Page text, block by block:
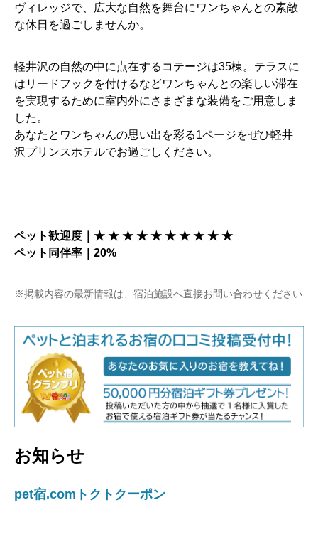
ヴィレッジで、広大な自然を舞台にワンちゃんとの素敵
な休日を過ごしませんか。
軽井沢の自然の中に点在するコテージは35棟。テラスに
はリードフックを付けるなどワンちゃんとの楽しい滞在
を実現するために室内外にさまざまな装備をご用意しま
した。
あなたとワンちゃんの思い出を彩る1ページをぜひ軽井
沢プリンスホテルでお過ごしください。
ペット歓迎度｜★ ★ ★ ★ ★ ★ ★ ★ ★ ★
ペット同伴率｜20%
※掲載内容の最新情報は、宿泊施設へ直接お問い合わせください
お知らせ
pet宿.comトクトクーポン